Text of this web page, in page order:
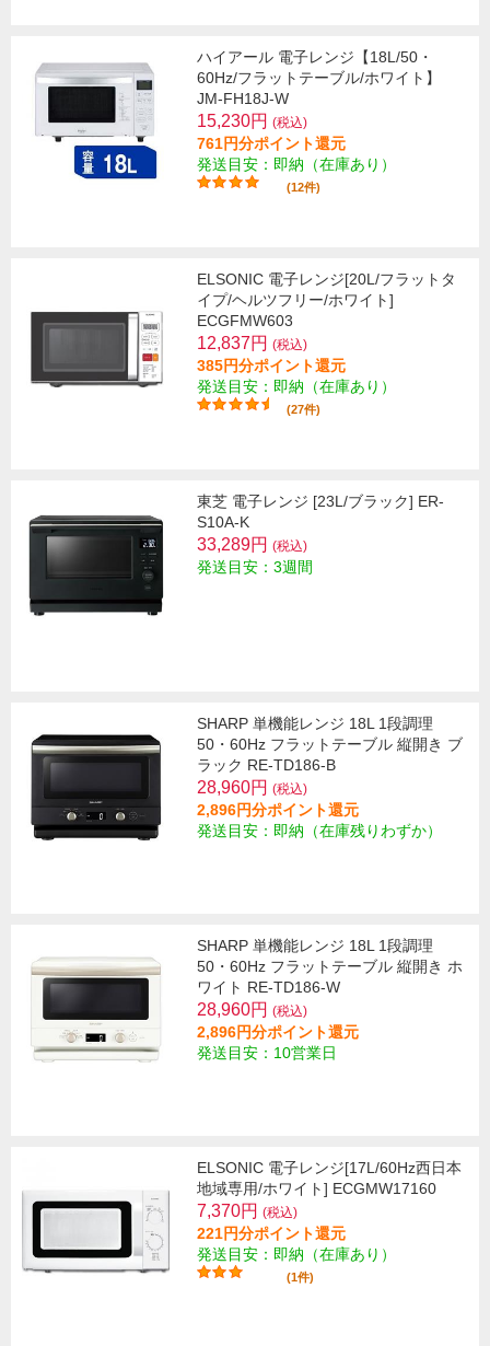
ハイアール 電子レンジ【18L/50・
60Hz/フラットテーブル/ホワイト】
JM-FH18J-W
15,230円 (税込)
761円分ポイント還元
発送目安：即納（在庫あり）
(12件)
ELSONIC 電子レンジ[20L/フラットタ
イプ/ヘルツフリー/ホワイト]
ECGFMW603
12,837円 (税込)
385円分ポイント還元
発送目安：即納（在庫あり）
(27件)
東芝 電子レンジ [23L/ブラック] ER-
S10A-K
33,289円 (税込)
発送目安：3週間
SHARP 単機能レンジ 18L 1段調理
50・60Hz フラットテーブル 縦開き ブ
ラック RE-TD186-B
28,960円 (税込)
2,896円分ポイント還元
発送目安：即納（在庫残りわずか）
SHARP 単機能レンジ 18L 1段調理
50・60Hz フラットテーブル 縦開き ホ
ワイト RE-TD186-W
28,960円 (税込)
2,896円分ポイント還元
発送目安：10営業日
ELSONIC 電子レンジ[17L/60Hz西日本
地域専用/ホワイト] ECGMW17160
7,370円 (税込)
221円分ポイント還元
発送目安：即納（在庫あり）
(1件)